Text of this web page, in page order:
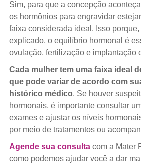
Sim, para que a concepção
os hormônios para engravidar
faixa considerada ideal. Isso
explicado, o equilíbrio hormonal é
ovulação, fertilização e implantação
Cada mulher tem uma faixa ideal
que pode variar de acordo com
histórico médico. Se houver
hormonais, é importante consultar
exames e ajustar os níveis
por meio de tratamentos ou
Agende sua consultacom a Mater
como podemos ajudar você a dar